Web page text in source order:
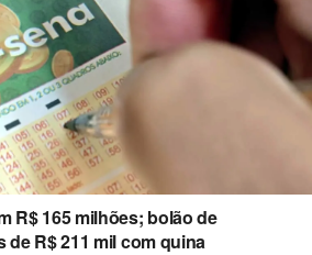
R$ 165 milhões; bolão de
de R$ 211 mil com quina